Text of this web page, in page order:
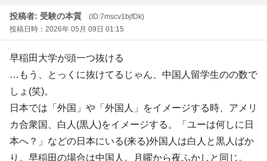
投稿者: 受験の本質
(ID:7mscv1bjfDk)
投稿日時：2026年 05月 09日 01:15
早稲田大学が頭一つ抜ける
…もう、とっくに抜けてるじゃん、中国人留学生のの数で
しょ(笑)。
日本では「外国」や「外国人」をイメージする時、アメリ
カ合衆国、白人(黒人)をイメージする。「ユーは何しに日
本へ？」などの日本にいる(来る)外国人は白人と黒人ばか
り。早稲田の場合は中国人。月曜から夜ふかしと同じ。